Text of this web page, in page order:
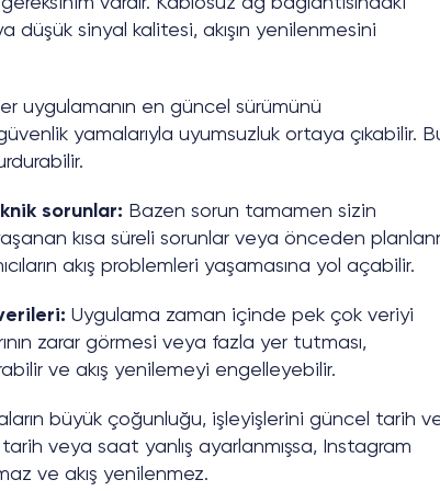
düşük sinyal kalitesi, akışın yenilenmesini
uygulamanın en güncel sürümünü
yamalarıyla uyumsuzluk ortaya çıkabilir.
sorunlar: Bazen sorun tamamen sizin
kısa süreli sorunlar veya önceden
akış problemleri yaşamasına yol açabilir.
Uygulama zaman içinde pek çok veriyi
zarar görmesi veya fazla yer tutması,
ve akış yenilemeyi engelleyebilir.
büyük çoğunluğu, işleyişlerini güncel tarih
veya saat yanlış ayarlanmışsa, Instagram
ve akış yenilenmez.